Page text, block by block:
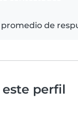
de
perfil